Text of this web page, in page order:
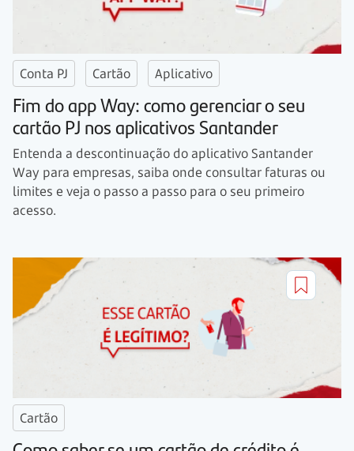
Conta PJ Cartão Aplicativo
Fim do app Way: como gerenciar o seu
cartão PJ nos aplicativos Santander
Entenda a descontinuação do aplicativo Santander
Way para empresas, saiba onde consultar faturas ou
limites e veja o passo a passo para o seu primeiro
acesso.
Cartão